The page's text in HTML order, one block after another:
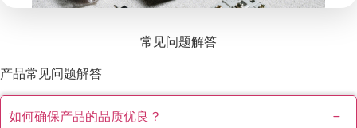
常见问题解答
产品常见问题解答
如何确保产品的品质优良？